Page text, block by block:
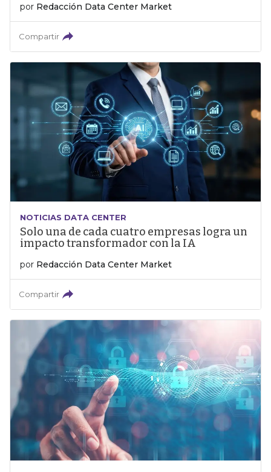
por Redacción Data Center Market
Compartir
NOTICIAS DATA CENTER
Solo una de cada cuatro empresas logra un
impacto transformador con la IA
por Redacción Data Center Market
Compartir